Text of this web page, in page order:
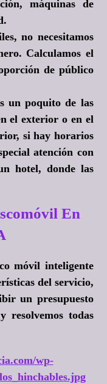
máquinas de
no necesitamos
Calculamos el
de público
un poquito de las
el exterior o en el
si hay horarios
atención con
hotel, donde las
En
móvil inteligente
del servicio,
un presupuesto
resolvemos todas
wp-